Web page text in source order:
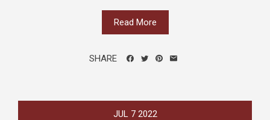
Read More
SHARE
JUL 7 2022